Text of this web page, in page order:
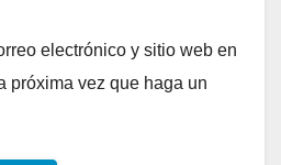
electrónico y sitio web en
próxima vez que haga un